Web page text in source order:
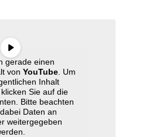
gerade einen
von YouTube. Um
Inhalt
Sie auf die
Bitte beachten
Daten an
weitergegeben